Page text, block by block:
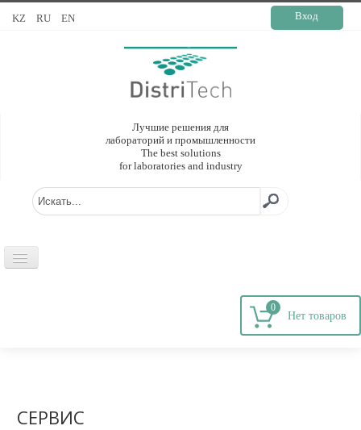
KZ RU EN Вход
Лучшие решения для
лабораторий и промышленности
The best solutions
for laboratories and industry
0
СЕРВИС